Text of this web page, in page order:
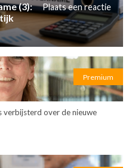
(3):
Plaats een reactie
Premium
verbijsterd over de nieuwe